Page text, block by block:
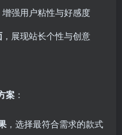
增强用户粘性与好感度
，展现站长个性与创意
案 ：
，选择最符合需求的款式